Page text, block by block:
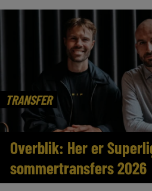
TRANSFER
Overblik: Her er
sommertransfers 2026